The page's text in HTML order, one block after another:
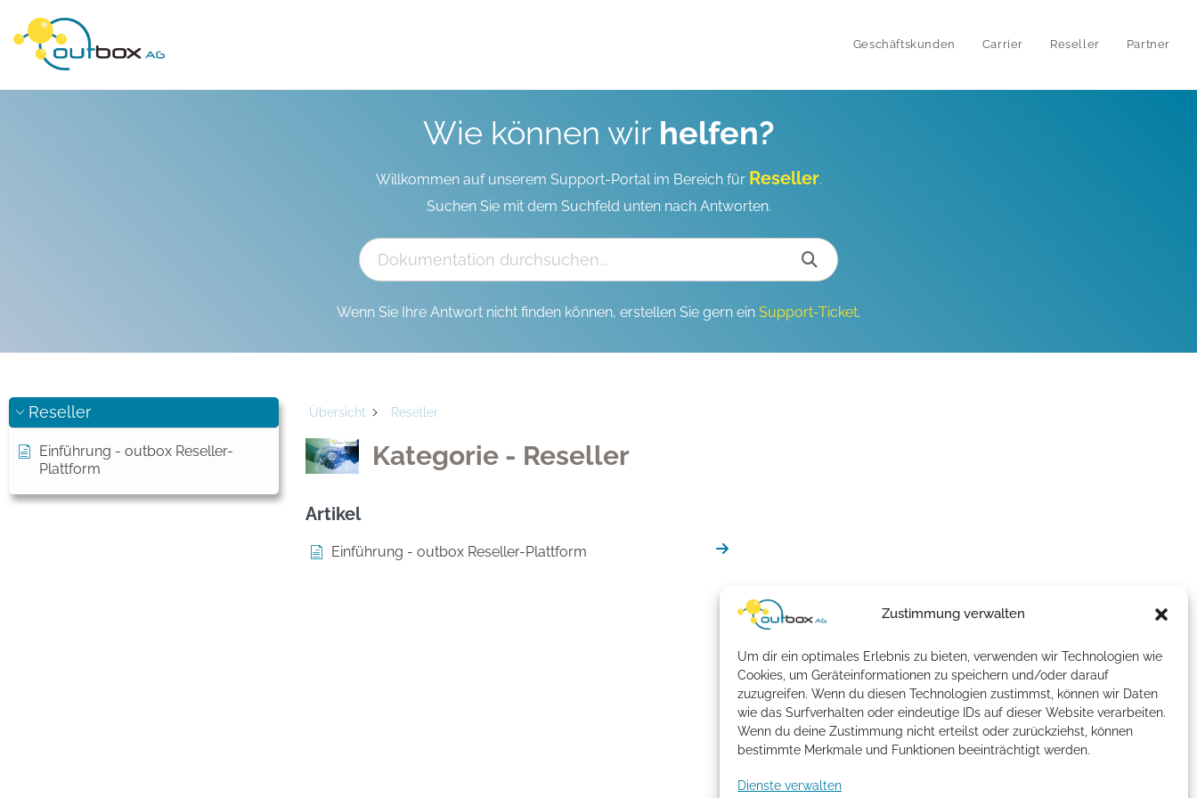
Zustimmung verwalten
Um dir ein optimales Erlebnis zu bieten, verwenden wir Technologien wie
Cookies, um Geräteinformationen zu speichern und/oder darauf
zuzugreifen. Wenn du diesen Technologien zustimmst, können wir Daten
wie das Surfverhalten oder eindeutige IDs auf dieser Website verarbeiten.
Wenn du deine Zustimmung nicht erteilst oder zurückziehst, können
bestimmte Merkmale und Funktionen beeinträchtigt werden.
Dienste verwalten
Geschäftskunden Carrier Reseller Partner
Wie können wir helfen?
Willkommen auf unserem Support-Portal im Bereich für Reseller.
Suchen Sie mit dem Suchfeld unten nach Antworten.
Wenn Sie Ihre Antwort nicht finden können, erstellen Sie gern ein Support-Ticket.
Reseller
Einführung - outbox Reseller-
Plattform
Übersicht Reseller
Kategorie - Reseller
Artikel
Einführung - outbox Reseller-Plattform